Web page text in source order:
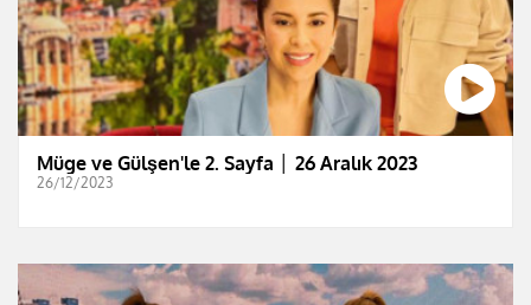
Müge ve Gülşen'le 2. Sayfa │ 26 Aralık 2023
26/12/2023